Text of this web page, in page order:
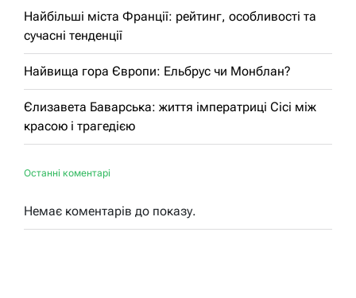
Найбільші міста Франції: рейтинг, особливості та
сучасні тенденції
Найвища гора Європи: Ельбрус чи Монблан?
Єлизавета Баварська: життя імператриці Сісі між
красою і трагедією
Останні коментарі
Немає коментарів до показу.